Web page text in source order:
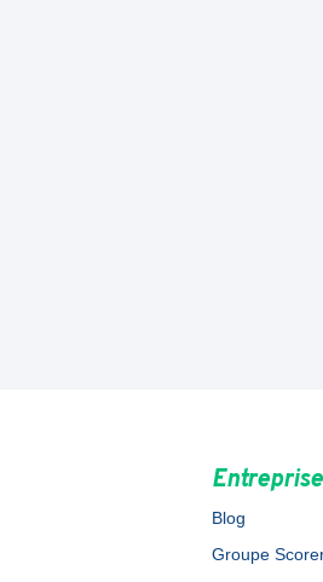
Entreprise
Blog
Groupe